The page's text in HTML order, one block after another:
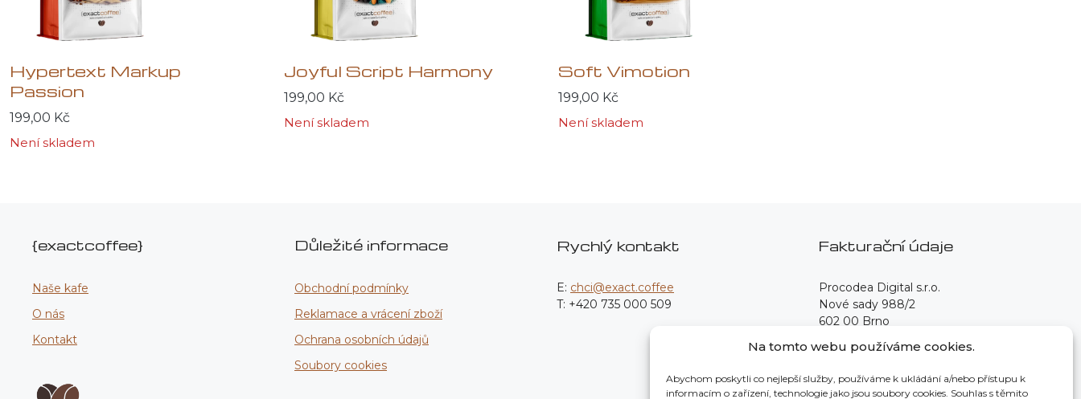
Na tomto webu používáme cookies.
Abychom poskytli co nejlepší služby, používáme k ukládání a/nebo přístupu k
informacím o zařízení, technologie jako jsou soubory cookies. Souhlas s těmito
Hypertext Markup
Passion
199,00 Kč
Není skladem
Joyful Script Harmony
199,00 Kč
Není skladem
Soft Vimotion
199,00 Kč
Není skladem
{exactcoffee}
Naše kafe
O nás
Kontakt
Důležité informace
Obchodní podmínky
Reklamace a vrácení zboží
Ochrana osobních údajů
Soubory cookies
Rychlý kontakt
E: chci@exact.coffee
T: +420 735 000 509
Fakturační údaje
Procodea Digital s.r.o.
Nové sady 988/2
602 00 Brno
IČO: 139 76 982